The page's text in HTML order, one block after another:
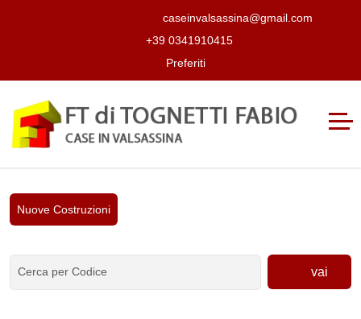
caseinvalsassina@gmail.com
+39 0341910415
Preferiti
Nuove Costruzioni
vai